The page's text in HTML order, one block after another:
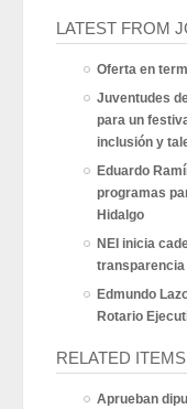
LATEST FROM
Oferta en
Juventudes
para un
inclusión y
Eduardo
programas
Hidalgo
NEI inicia
Edmundo
Rotario
RELATED ITEMS
Aprueban